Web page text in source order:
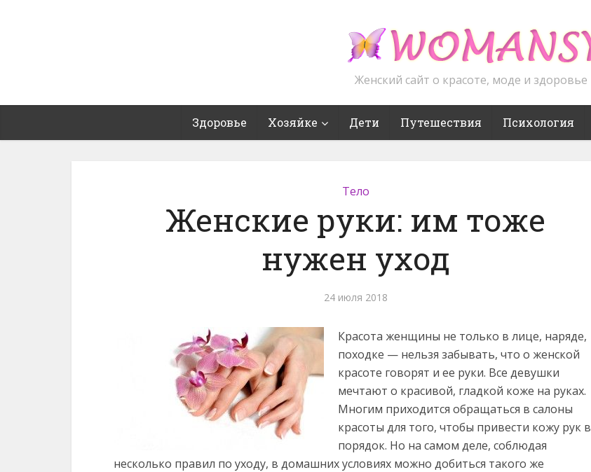
Женский сайт о красоте, моде и здоровье
Здоровье Хозяйке Дети Путешествия Психология
Тело
Женские руки: им тоже
нужен уход
24 июля 2018
Красота женщины не только в лице, наряде,
походке — нельзя забывать, что о женской
красоте говорят и ее руки. Все девушки
мечтают о красивой, гладкой коже на руках.
Многим приходится обращаться в салоны
красоты для того, чтобы привести кожу рук в
порядок. Но на самом деле, соблюдая
несколько правил по уходу, в домашних условиях можно добиться такого же